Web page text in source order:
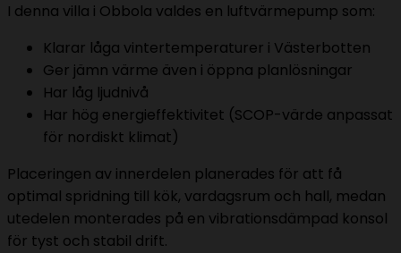
I denna villa i Obbola valdes en luftvärmepump som:
Klarar låga vintertemperaturer i Västerbotten
Ger jämn värme även i öppna planlösningar
Har låg ljudnivå
Har hög energieffektivitet (SCOP-värde anpassat
för nordiskt klimat)
Placeringen av innerdelen planerades för att få
optimal spridning till kök, vardagsrum och hall, medan
utedelen monterades på en vibrationsdämpad konsol
för tyst och stabil drift.